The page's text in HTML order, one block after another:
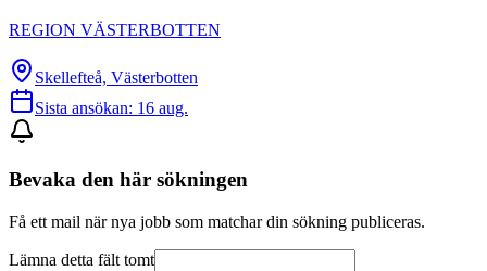
REGION VÄSTERBOTTEN
Skellefteå, Västerbotten
Sista ansökan: 16 aug.
Bevaka den här sökningen
Få ett mail när nya jobb som matchar din sökning publiceras.
Lämna detta fält tomt